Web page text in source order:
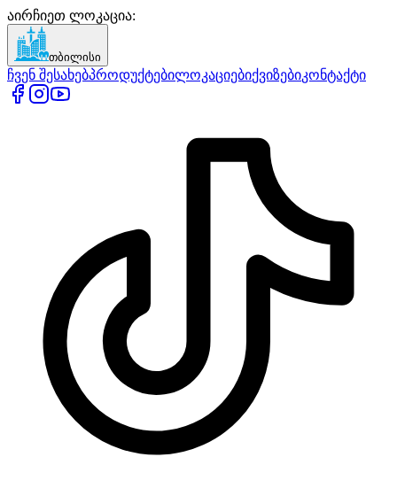
აირჩიეთ ლოკაცია:
თბილისი
ჩვენ შესახებპროდუქტებილოკაციებიქვიზებიკონტაქტი